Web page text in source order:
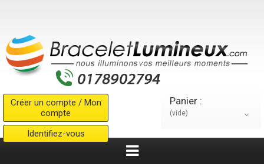
Créer un compte / Mon
compte
Identifiez-vous
Panier :
(vide)